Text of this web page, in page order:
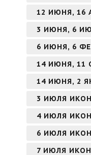
12 ИЮНЯ, 16
3 ИЮНЯ, 6
6 ИЮНЯ, 6
14 ИЮНЯ, 11
14 ИЮНЯ, 2
3 ИЮЛЯ
4 ИЮЛЯ
6 ИЮЛЯ
7 ИЮЛЯ